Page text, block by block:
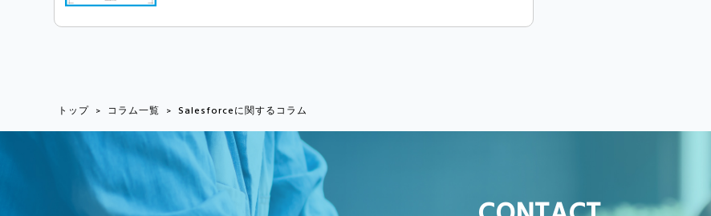
トップ コラム一覧 Salesforceに関するコラム